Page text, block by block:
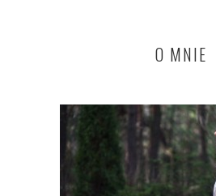
O MNIE